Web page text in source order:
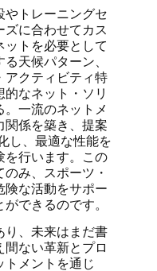
やトレーニングセ
ズに合わせてカス
ットを必要として
天候パターン、
アクティビティ特
なネット・ソリ
。一流のネットメ
関係を築き、提案
し、最適な性能を
を行います。この
み、スポーツ・
険な活動をサポー
できるのです。
り、未来はまだ書
ない革新とプロ
トメントを通じ